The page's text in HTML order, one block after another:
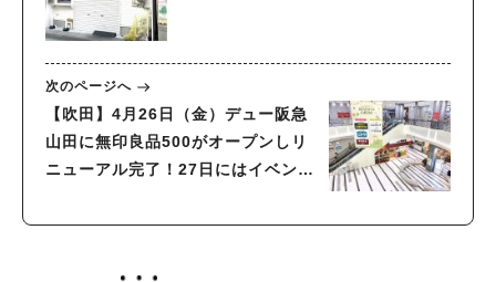
次のページへ
【吹田】4月26日（金）デュー阪急
山田に無印良品500がオープンしリ
ニューアル完了！27日にはイベント